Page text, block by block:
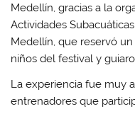
Medellín, gracias a la
Actividades
Medellín, que reservó
niños del festival y
La experiencia fue muy
entrenadores que